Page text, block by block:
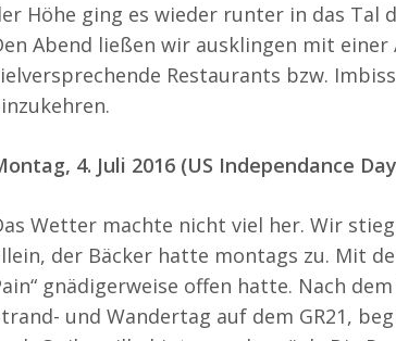
Höhe ging es wieder runter in das Tal
Abend ließen wir ausklingen mit
Restaurants bzw.
4. Juli 2016 (US Independance
Wetter machte nicht viel her. Wir
der Bäcker hatte montags zu. Mit
gnädigerweise offen hatte. Nach
und Wandertag auf dem GR21,